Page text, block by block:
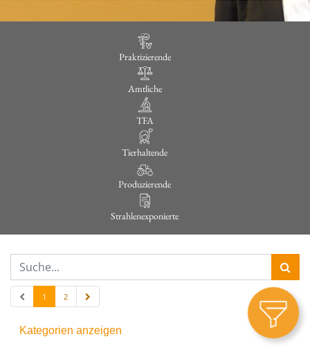
Praktizierende
Amtliche
TFA
Tierhaltende
Produzierende
Strahlenexponierte
1 2
Kategorien anzeigen